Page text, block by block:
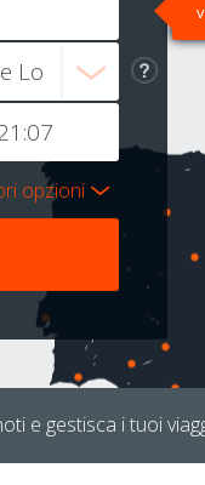
opzioni
e gestisca i tuoi